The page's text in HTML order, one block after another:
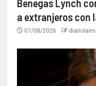
Benegas Lynch
a extranjeros con
07/08/2026